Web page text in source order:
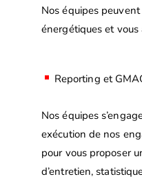
Nos équipes
énergétiques et
Reporting et
Nos équipes
exécution de nos
pour vous proposer
d’entretien,